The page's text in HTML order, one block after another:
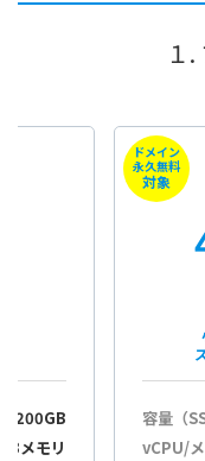
１
200GB
メモリ
ドメイン
永久無料
対象
容量（
vCPU/